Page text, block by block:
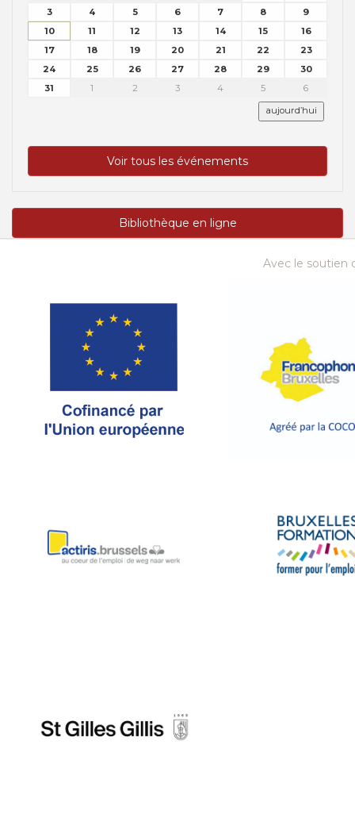
3
4 5 6 7 8
9
10
11 12 13 14 15
16
17
18 19 20 21 22
23
24
25 26 27 28 29
30
31
1 2 3 4 5 6
aujourd’hui
Voir tous les événements
Bibliothèque en ligne
Avec le soutien